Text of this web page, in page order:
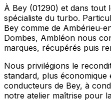
À Bey (01290) et dans
spécialiste du turbo.
Bey comme de Ambérieu-
Dombes, Ambléon nous
marques, récupérés puis
Nous privilégions le
standard, plus
conducteurs de Bey, à
notre atelier maîtrise pour